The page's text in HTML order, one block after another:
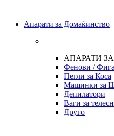
Апарати за Домаќинство
АПАРАТИ
Фенови /
Пегли за Коса
Машинки за
Депилатори
Ваги за
Друго